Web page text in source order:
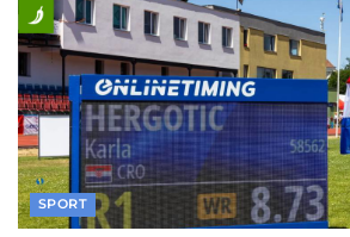
SPORT